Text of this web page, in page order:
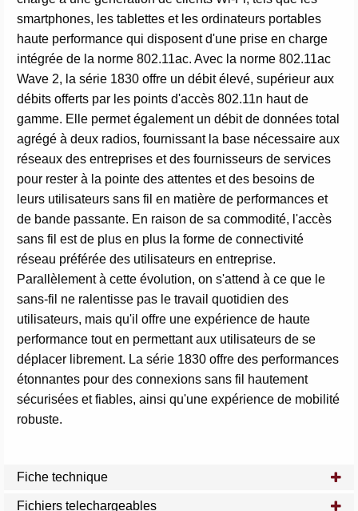
smartphones, les tablettes et les ordinateurs portables
haute performance qui disposent d'une prise en charge
intégrée de la norme 802.11ac. Avec la norme 802.11ac
Wave 2, la série 1830 offre un débit élevé, supérieur aux
débits offerts par les points d'accès 802.11n haut de
gamme. Elle permet également un débit de données total
agrégé à deux radios, fournissant la base nécessaire aux
réseaux des entreprises et des fournisseurs de services
pour rester à la pointe des attentes et des besoins de
leurs utilisateurs sans fil en matière de performances et
de bande passante. En raison de sa commodité, l'accès
sans fil est de plus en plus la forme de connectivité
réseau préférée des utilisateurs en entreprise.
Parallèlement à cette évolution, on s'attend à ce que le
sans-fil ne ralentisse pas le travail quotidien des
utilisateurs, mais qu'il offre une expérience de haute
performance tout en permettant aux utilisateurs de se
déplacer librement. La série 1830 offre des performances
étonnantes pour des connexions sans fil hautement
sécurisées et fiables, ainsi qu'une expérience de mobilité
robuste.
Fiche technique
Fichiers telechargeables